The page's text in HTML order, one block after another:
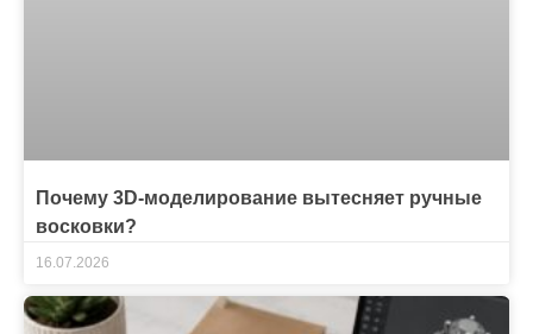
Почему 3D-моделирование вытесняет ручные
восковки?
16.07.2026